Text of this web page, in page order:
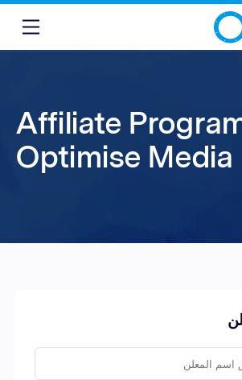
Affiliate Program
Optimise Media